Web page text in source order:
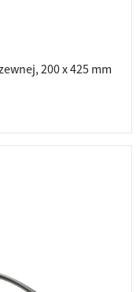
200 x 425 mm